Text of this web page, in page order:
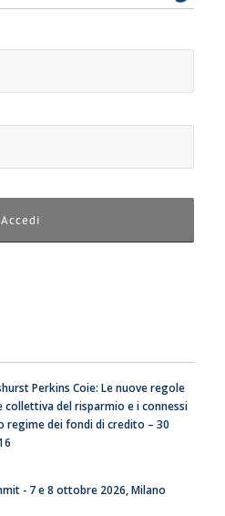
Perkins Coie: Le nuove regole
del risparmio e i connessi
regime dei fondi di credito – 30
- 7 e 8 ottobre 2026, Milano